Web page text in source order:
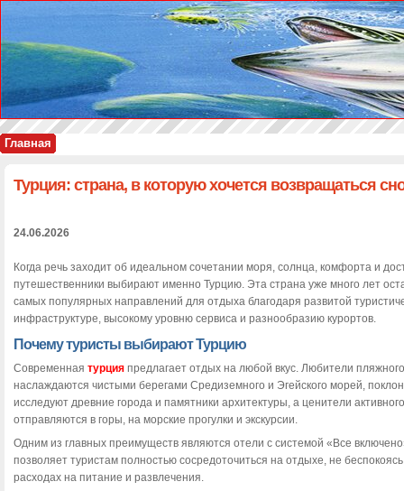
Главная
Турция: страна, в которую хочется возвращаться
24.06.2026
Когда речь заходит об идеальном сочетании моря, солнца, комфорта и
путешественники выбирают именно Турцию. Эта страна уже много лет
самых популярных направлений для отдыха благодаря развитой
инфраструктуре, высокому уровню сервиса и разнообразию курортов.
Почему туристы выбирают Турцию
Современная турция предлагает отдых на любой вкус. Любители
наслаждаются чистыми берегами Средиземного и Эгейского морей,
исследуют древние города и памятники архитектуры, а ценители
отправляются в горы, на морские прогулки и экскурсии.
Одним из главных преимуществ являются отели с системой «Все
позволяет туристам полностью сосредоточиться на отдыхе, не
расходах на питание и развлечения.